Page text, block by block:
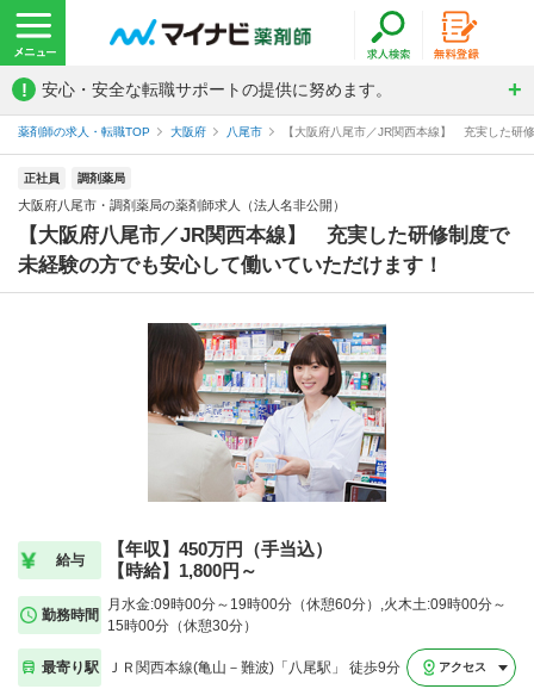
! 安心・安全な転職サポートの提供に努めます。
薬剤師の求人・転職TOP 大阪府 八尾市 【大阪府八尾市／JR関西本線】 充実した研
正社員 調剤薬局
大阪府八尾市・調剤薬局の薬剤師求人（法人名非公開）
【大阪府八尾市／JR関西本線】 充実した研修制度で
未経験の方でも安心して働いていただけます！
給与
【年収】450万円（手当込）
【時給】1,800円～
勤務時間
月水金:09時00分～19時00分（休憩60分）,火木土:09時00分～
15時00分（休憩30分）
最寄り駅 ＪＲ関西本線(亀山－難波)「八尾駅」 徒歩9分 アクセス